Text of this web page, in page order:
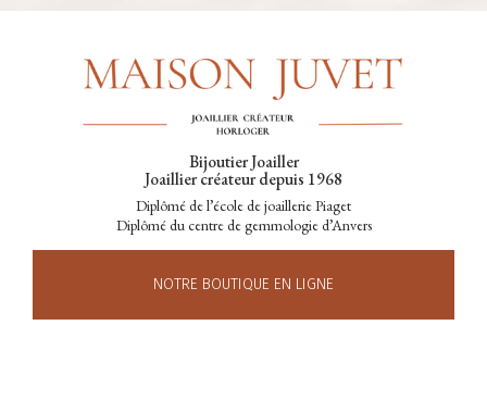
Bijoutier Joailler
Joaillier créateur depuis 1968
Diplômé de l’école de joaillerie Piaget
Diplômé du centre de gemmologie d’Anvers
NOTRE BOUTIQUE EN LIGNE